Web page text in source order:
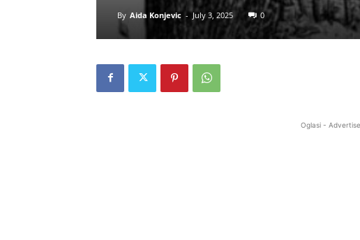
By Aida Konjevic - July 3, 2025 0
Oglasi -